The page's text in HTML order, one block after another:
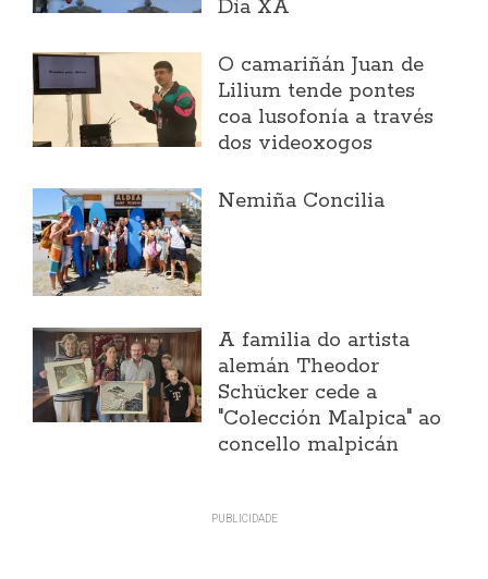
Día XA
O camariñán Juan de
Lilium tende pontes
coa lusofonía a través
dos videoxogos
Nemiña Concilia
A familia do artista
alemán Theodor
Schücker cede a
"Colección Malpica" ao
concello malpicán